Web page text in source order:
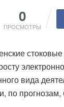
0
ПРОСМОТРЫ
вида
по